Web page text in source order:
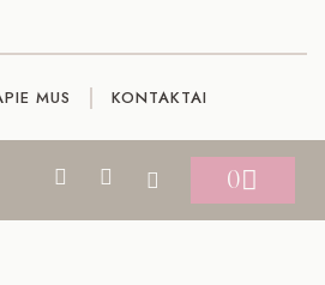
MUS KONTAKTAI
0